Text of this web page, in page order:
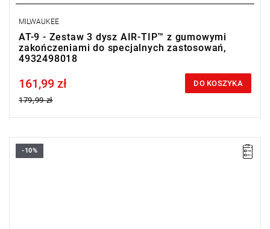
MILWAUKEE
AT-9 - Zestaw 3 dysz AIR-TIP™ z gumowymi
zakończeniami do specjalnych zastosowań,
4932498018
Price tax included
161,99 zł
179,99 zł
DO KOSZYKA
-10%